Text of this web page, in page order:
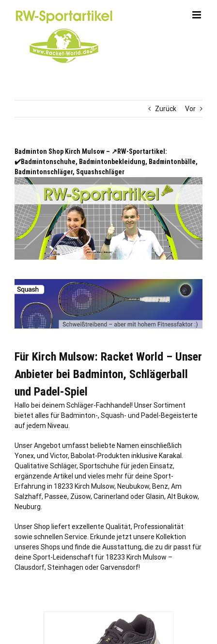
Zurück Vor
Badminton Shop Kirch Mulsow – ↗️RW-Sportartikel:
✔️Badmintonschuhe, Badmintonbekleidung, Badmintonbälle,
Badmintonschläger, Squashschläger
Für Kirch Mulsow: Racket World – Unser
Anbieter bei Badminton, Schlägerball
und Padel-Spiel
Hallo bei deinem Schläger-Fachhandel! Unser Sortiment
bietet alles für Badminton-, Squash- und Padel-Begeisterte
auf jedem Niveau.
Unser Angebot umfasst beliebte Namen einschließlich
Yonex, und Victor, Babolat-Produkten inklusive Karakal.
Qualitative Schläger, Sportschuhe für jeden Einsatz,
ergänzende Artikel und vieles mehr für deine Sport-
Erfahrung in 18233 Kirch Mulsow, Neubukow, Benz, Am
Salzhaff, Passee, Züsow, Carinerland oderGlasin, Alt Bukow,
Neuburg
Unser Shop liefert exzellente Qualität, Professionalität
sowie schnellen Service. Erkunde jetzt unsere Kollektion
unseres Shops und finde die Ausstattung, die zu dir passt für
deine Sport-Leidenschaft für 18233 Kirch Mulsow –
Clausdorf, Steinhagen oder Garvensdorf!